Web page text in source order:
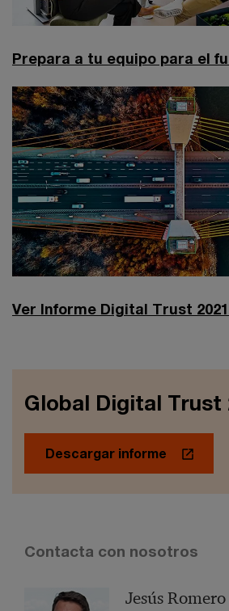
Prepara a tu equipo para el
Ver Informe Digital Trust 2021
Global Digital Trust
Descargar informe
Contacta con nosotros
Jesús Romero